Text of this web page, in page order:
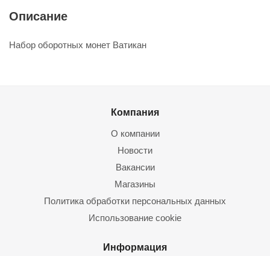
Описание
Набор оборотных монет Ватикан
Компания
О компании
Новости
Вакансии
Магазины
Политика обработки персональных данных
Использование cookie
Информация